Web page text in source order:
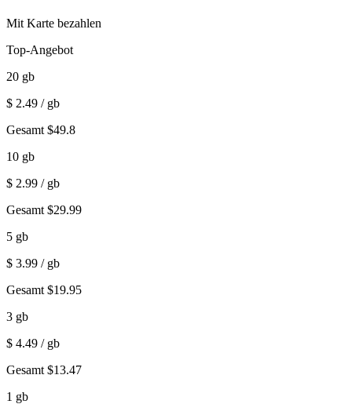
Mit Karte bezahlen
Top-Angebot
20 gb
$ 2.49 / gb
Gesamt $49.8
10 gb
$ 2.99 / gb
Gesamt $29.99
5 gb
$ 3.99 / gb
Gesamt $19.95
3 gb
$ 4.49 / gb
Gesamt $13.47
1 gb